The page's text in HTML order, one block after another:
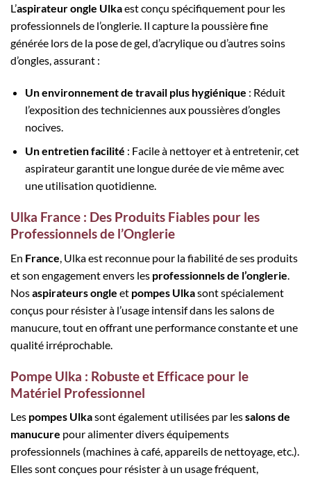
L’aspirateur ongle Ulkaest conçu spécifiquement pour les
professionnels de l’onglerie. Il capture la poussière fine
générée lors de la pose de gel, d’acrylique ou d’autres soins
d’ongles, assurant :
Un environnement de travail plus hygiénique : Réduit
l’exposition des techniciennes aux poussières d’ongles
nocives.
Un entretien facilité : Facile à nettoyer et à entretenir, cet
aspirateur garantit une longue durée de vie même avec
une utilisation quotidienne.
Ulka France : Des Produits Fiables pour les
Professionnels de l’Onglerie
En France , Ulka est reconnue pour la fiabilité de ses produits
et son engagement envers les professionnels de l’onglerie
Nosaspirateurs ongle et pompes Ulkasont spécialement
conçus pour résister à l’usage intensif dans les salons de
manucure, tout en offrant une performance constante et une
qualité irréprochable.
Pompe Ulka : Robuste et Efficace pour le
Matériel Professionnel
Les pompes Ulkasont également utilisées par lessalons de
manucure pour alimenter divers équipements
professionnels (machines à café, appareils de nettoyage, etc.).
Elles sont conçues pour résister à un usage fréquent,